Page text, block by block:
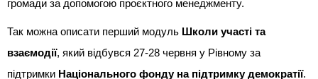
громади за допомогою проєктного менеджменту.
Так можна описати перший модуль Школи участі та
взаємодії, який відбувся 27-28 червня у Рівному за
підтримки Національного фонду на підтримку демократії.